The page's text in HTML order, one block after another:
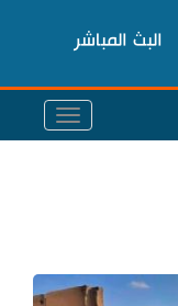
البث المباشر